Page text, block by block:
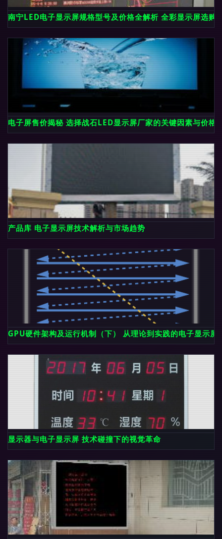
南宁LED电子显示屏规格型号及价格全解析 全彩显示屏选购
电子屏售价揭秘 选择战石LED显示屏厂家的关键因素与价格
产品库 电子显示屏技术解析与市场趋势
GPU硬件架构及运行机制（下） 从理论到实践的电子显示屏
显示器与电子显示屏 技术碰撞下的视觉革命